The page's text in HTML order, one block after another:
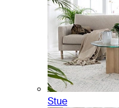
Stue